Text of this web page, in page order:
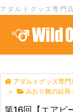
アダルトグッズ専門
アダルトグッズ専
>
みおり舞の結局
第16回【エアビ